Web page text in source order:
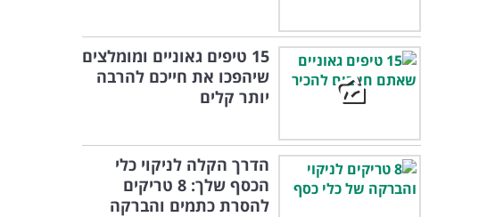
15 טיפים גאוניים ומומלצים
שיהפכו את חייכם להרבה
יותר קלים
הדרך הקלה לניקוי כלי
הכסף שלך: 8 טריקים
להסרת כתמים והברקה